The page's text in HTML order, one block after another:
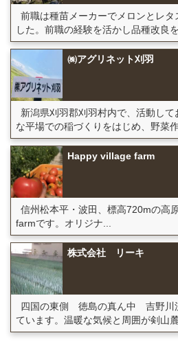
前職は種苗メーカーでメロンとレタ
した。前職の経験を活かし品種改良を
㈱アグリネット刈羽
新潟県刈羽郡刈羽村内で、活動し
な平場での稲づくりをはじめ、野菜作
Happy village farm
信州松本平・波田、標高720mの高
farmです。オリジナ...
株式会社 リーキ
四国の東側 徳島の真ん中 吉野川
ています。温暖な気候と周囲が剣山麓